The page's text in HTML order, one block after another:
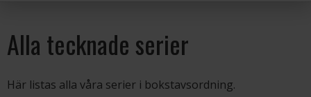
Alla tecknade serier
Här listas alla våra serier i bokstavsordning.